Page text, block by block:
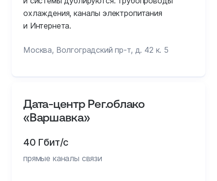
охлаждения, каналы электропитания
и Интернета.
Москва, Волгоградский пр-т, д. 42 к. 5
Дата-центр Рег.облако
«Варшавка»
40 Гбит/с
прямые каналы связи